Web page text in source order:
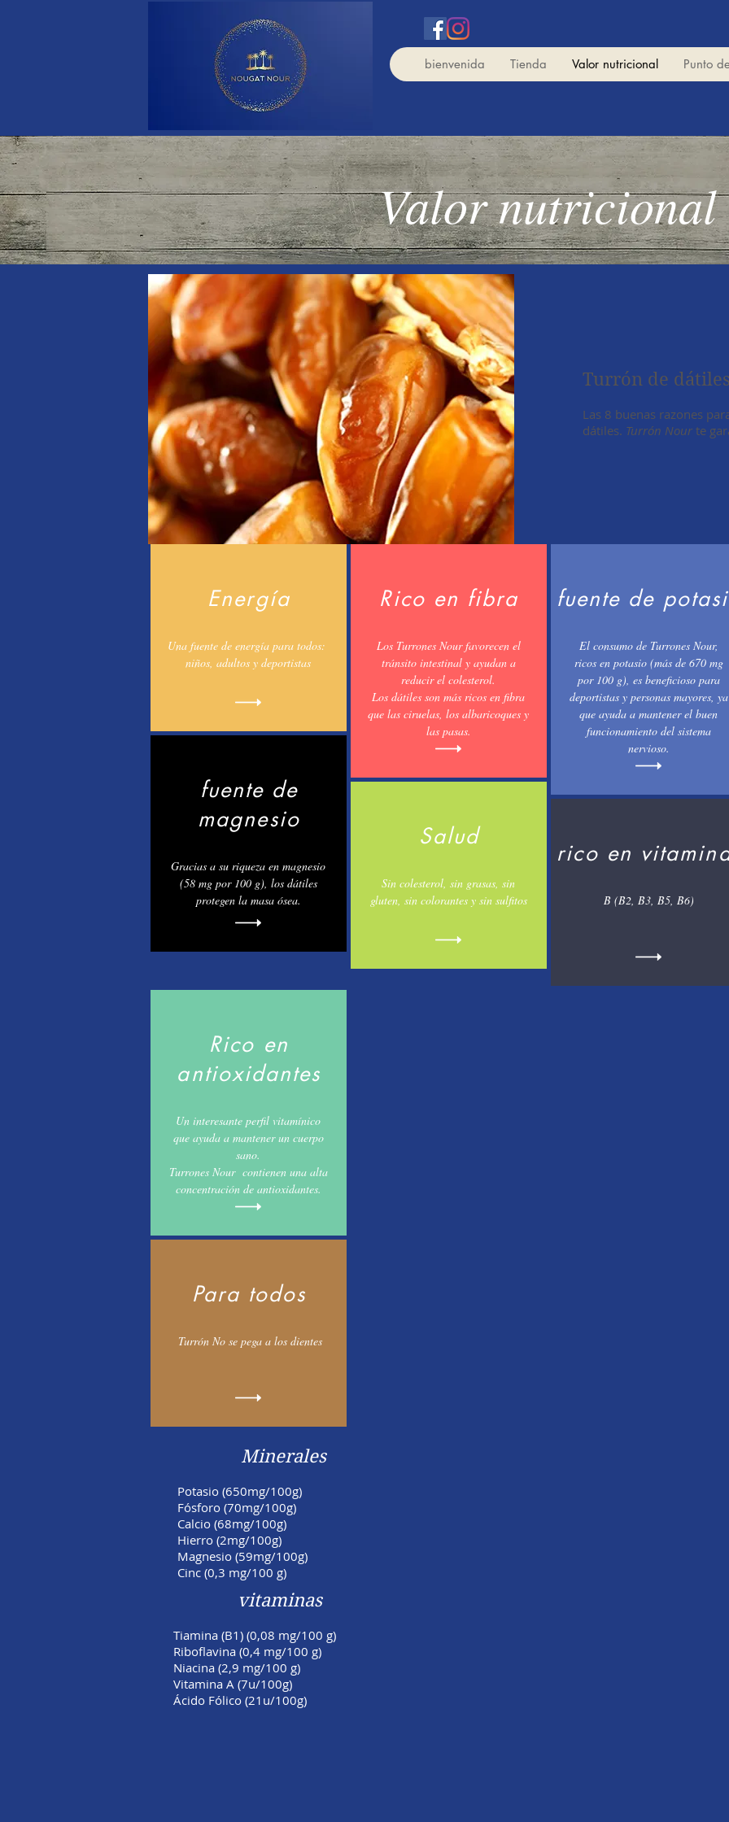
bienvenida Tienda Valor nutricional Punto
Valor nutricional
Turrón de
Las 8 buenas razones
dátiles. Turrón Nour te
Energía
Una fuente de energía para todos:
niños, adultos y deportistas
fuente de
magnesio
Gracias a su riqueza en magnesio
(58 mg por 100 g), los dátiles
protegen la masa ósea.
Rico en fibra
Los Turrones Nour favorecen el
tránsito intestinal y ayudan a
reducir el colesterol.
Los dátiles son más ricos en fibra
que las ciruelas, los albaricoques y
las pasas.
Salud
Sin colesterol, sin grasas, sin
gluten, sin colorantes y sin sulfitos
fuente de
El consumo de Turrones Nour,
ricos en potasio (más de 670 mg
por 100 g), es beneficioso para
deportistas y personas mayores, ya
que ayuda a mantener el buen
funcionamiento del sistema
nervioso.
rico en
B (B2, B3, B5, B6)
Rico en
antioxidantes
Un interesante perfil vitamínico
que ayuda a mantener un cuerpo
sano.
Turrones Nour contienen una alta
concentración de antioxidantes.
Para todos
Turrón No se pega a los dientes
Minerales
Potasio (650mg/100g)
Fósforo (70mg/100g)
Calcio (68mg/100g)
Hierro (2mg/100g)
Magnesio (59mg/100g)
Cinc (0,3 mg/100 g)
vitaminas
Tiamina (B1) (0,08 mg/100 g)
Riboflavina (0,4 mg/100 g)
Niacina (2,9 mg/100 g)
Vitamina A (7u/100g)
Ácido Fólico (21u/100g)